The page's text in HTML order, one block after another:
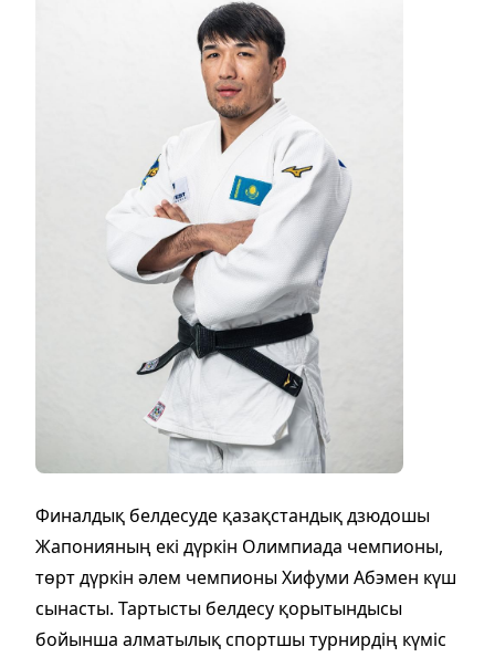
Финалдық белдесуде қазақстандық дзюдошы
Жапонияның екі дүркін Олимпиада чемпионы,
төрт дүркін әлем чемпионы Хифуми Абэмен күш
сынасты. Тартысты белдесу қорытындысы
бойынша алматылық спортшы турнирдің күміс